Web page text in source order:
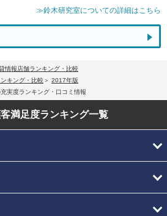
≫鈴木研究室についての詳細はこちら
情報店舗ランキング・比較
キング・比較
2017年版
実度ランキング・口コミ情報
満足度ランキング一覧